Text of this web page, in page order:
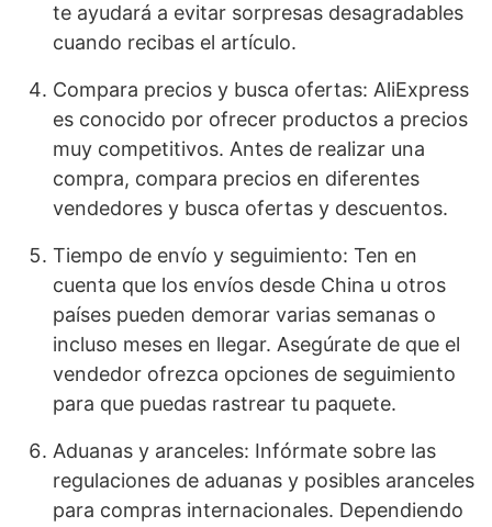
te ayudará a evitar sorpresas desagradables
cuando recibas el artículo.
Compara precios y busca ofertas: AliExpress
es conocido por ofrecer productos a precios
muy competitivos. Antes de realizar una
compra, compara precios en diferentes
vendedores y busca ofertas y descuentos.
Tiempo de envío y seguimiento: Ten en
cuenta que los envíos desde China u otros
países pueden demorar varias semanas o
incluso meses en llegar. Asegúrate de que el
vendedor ofrezca opciones de seguimiento
para que puedas rastrear tu paquete.
Aduanas y aranceles: Infórmate sobre las
regulaciones de aduanas y posibles aranceles
para compras internacionales. Dependiendo